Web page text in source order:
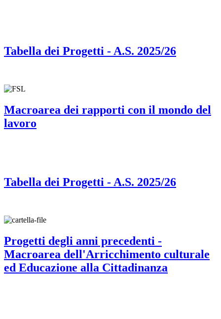
Tabella dei Progetti - A.S. 2025/26
Macroarea dei rapporti con il mondo del
lavoro
Tabella dei Progetti - A.S. 2025/26
Progetti degli anni precedenti -
Macroarea dell'Arricchimento culturale
ed Educazione alla Cittadinanza